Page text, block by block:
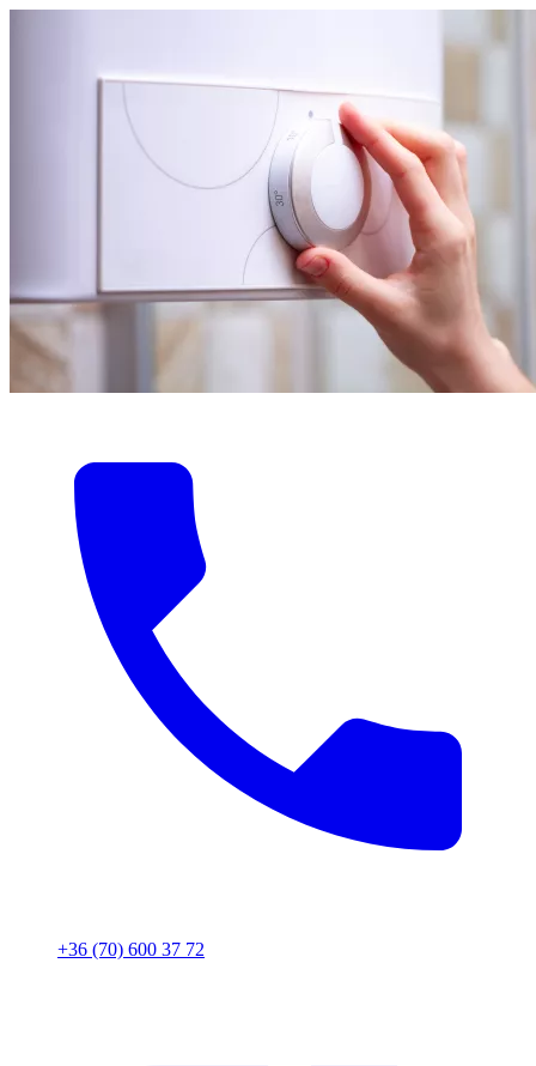
+36 (70) 600 37 72